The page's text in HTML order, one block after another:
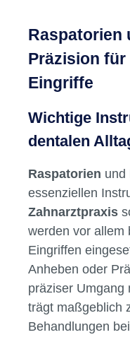
Raspatorien
Präzision
Eingriffe
Wichtige
dentalen
Raspatorien und
essenziellen
Zahnarztpraxis
werden vor allem
Eingriffen
Anheben oder
präziser Umgang
trägt maßgeblich
Behandlungen